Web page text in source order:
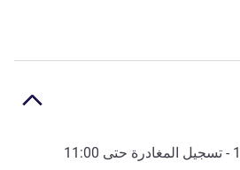
- تسجيل المغادرة حتى 11:00